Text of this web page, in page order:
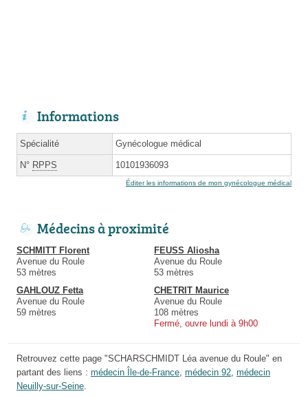
Informations
Spécialité Gynécologue médical
N° RPPS 10101936093
Éditer les informations de mon gynécologue médical
Médecins à proximité
SCHMITT Florent
Avenue du Roule
53 mètres
FEUSS Aliosha
Avenue du Roule
53 mètres
GAHLOUZ Fetta
Avenue du Roule
59 mètres
CHETRIT Maurice
Avenue du Roule
108 mètres
Fermé, ouvre lundi à 9h00
Retrouvez cette page "SCHARSCHMIDT Léa avenue du Roule" en
partant des liens : médecin Île-de-France médecin 92 médecin
Neuilly-sur-Seine